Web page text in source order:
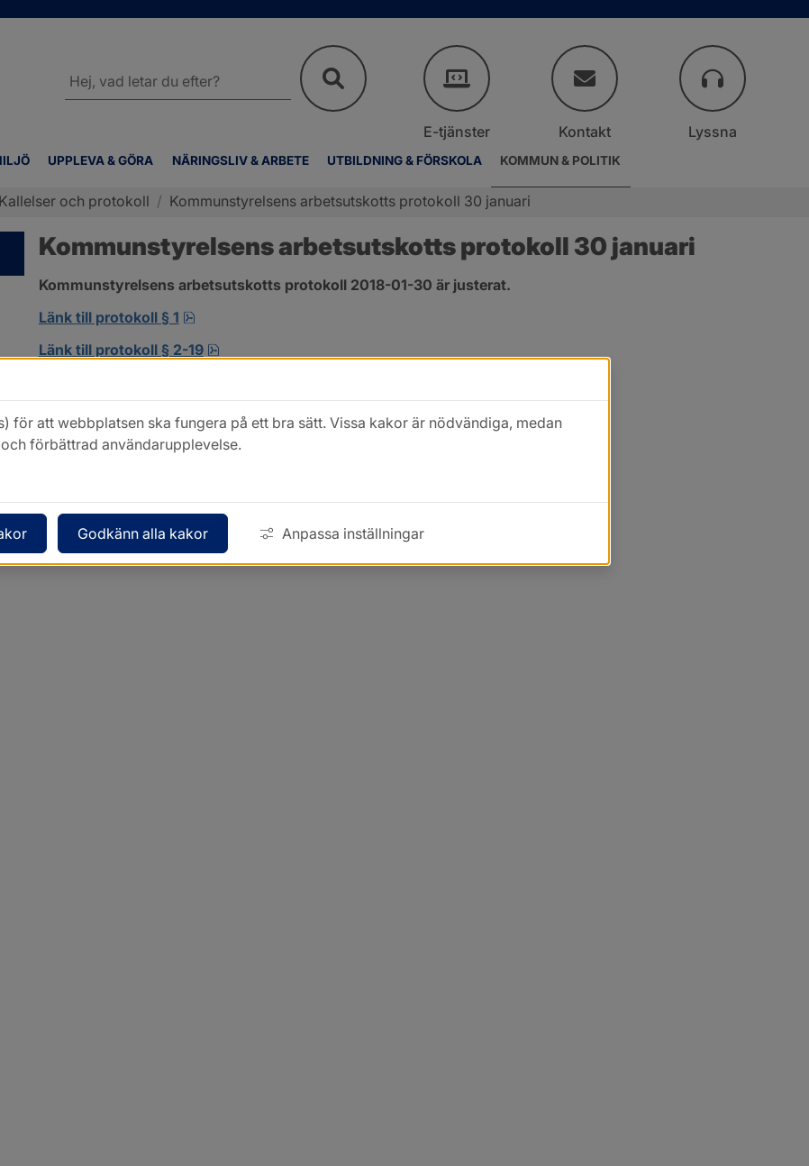
UPPLEVA & GÖRA NÄRINGSLIV & ARBETE UTBILDNING & FÖRSKOLA KOMMUN & POLITIK
webbplatsen
E-tjänster Kontakt Lyssna
Kallelser och protokoll / Kommunstyrelsens arbetsutskotts protokoll 30 januari
Kommunstyrelsens arbetsutskotts protokoll 30 januari
Kommunstyrelsens arbetsutskotts protokoll 2018-01-30 är justerat.
Länk till protokoll § 1
pdf, 138.3 kB, öppnas i nytt fönster.
Länk till protokoll § 2-19
pdf, 302.8 kB, öppnas i nytt fönster.
för att webbplatsen ska fungera på ett bra sätt. Vissa kakor är nödvändiga, medan
förbättrad användarupplevelse.
Godkänn alla kakor Anpassa inställningar